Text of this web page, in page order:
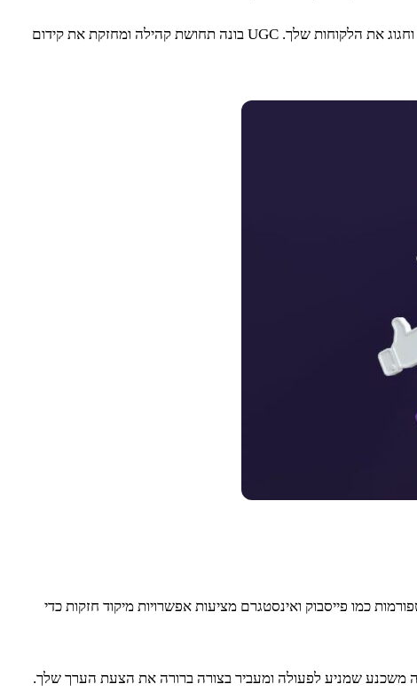
– תוכן שנוצר על ידי משתמשים (UGC): עודד את הקהל שלך ליצור ולשתף תוכן הקשור למותג שלך. פרסם מחדש UGC, תן קרדיט ליוצרים וחגוג את הלקוחות שלך. UGC בונה תחושת קהילה ומחזקת את קידום
כמו פייסבוק ואינסטגרם מציעות אפשרויות מיקוד חזקות כדי
משכנע שמניע לפעולה ומעביר בצורה ברורה את הצעת הערך שלך.